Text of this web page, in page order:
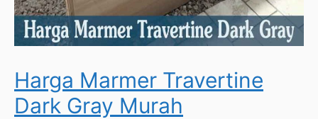
Harga Marmer Travertine
Dark Gray Murah